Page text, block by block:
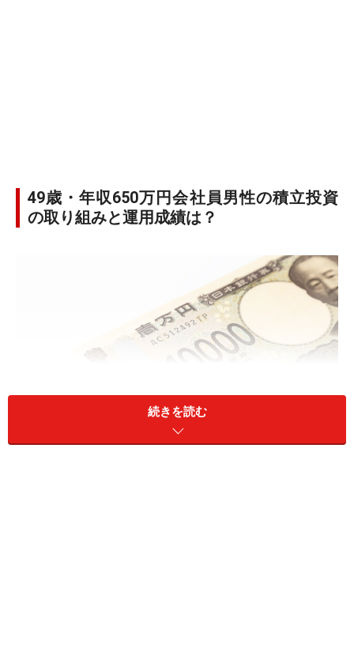
49歳・年収650万円会社員男性の積立投資
の取り組みと運用成績は？
続きを読む